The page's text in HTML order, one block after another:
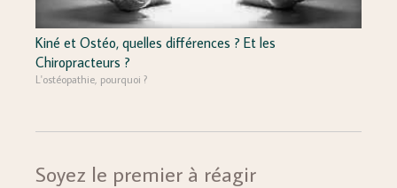
Kiné et Ostéo, quelles différences ? Et les
Chiropracteurs ?
L'ostéopathie, pourquoi ?
Soyez le premier à réagir